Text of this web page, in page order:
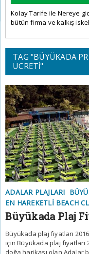
Kolay Tarife ile Nereye
bütün firma ve kalkış
TAG "BÜYÜKADA
ÜCRETI"
ADALAR PLAJLARI
EN HAREKETLI BEACH
Büyükada Plaj
Büyükada plaj fiyatları
için Büyükada plaj fiyatları
doğa harikası olan Adalar